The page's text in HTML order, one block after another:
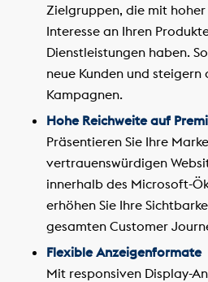
Zielgruppen, die mit
Interesse an Ihren
Dienstleistungen haben.
neue Kunden und steigern
Kampagnen.
Hohe Reichweite auf
Präsentieren Sie Ihre
vertrauenswürdigen
innerhalb des Microsoft-
erhöhen Sie Ihre
gesamten Customer
Flexible Anzeigenformate
Mit responsiven Display-